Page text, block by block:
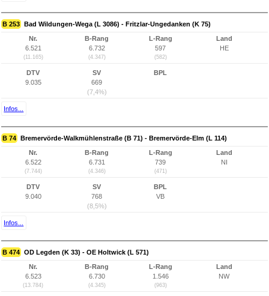
B 253 Bad Wildungen-Wega (L 3086) - Fritzlar-Ungedanken (K 75)
Nr.
6.521
(11.165)
B-Rang
6.732
(4.347)
L-Rang
597
(582)
Land
HE
DTV
9.035
SV
669
(7,4%)
BPL
Infos...
B 74 Bremervörde-Walkmühlenstraße (B 71) - Bremervörde-Elm (L 114)
Nr.
6.522
(7.744)
B-Rang
6.731
(4.346)
L-Rang
739
(471)
Land
NI
DTV
9.040
SV
768
(8,5%)
BPL
VB
Infos...
B 474 OD Legden (K 33) - OE Holtwick (L 571)
Nr.
6.523
(13.784)
B-Rang
6.730
(4.345)
L-Rang
1.546
(963)
Land
NW